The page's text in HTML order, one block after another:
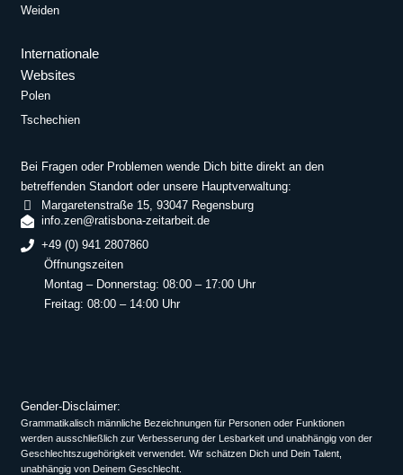
Weiden
Internationale
Websites
Polen
Tschechien
Bei Fragen oder Problemen wende Dich bitte direkt an den
betreffenden Standort oder unsere Hauptverwaltung:
Margaretenstraße 15, 93047 Regensburg
info.zen@ratisbona-zeitarbeit.de
+49 (0) 941 2807860
Öffnungszeiten
Montag – Donnerstag: 08:00 – 17:00 Uhr
Freitag: 08:00 – 14:00 Uhr
Gender-Disclaimer:
Grammatikalisch männliche Bezeichnungen für Personen oder Funktionen
werden ausschließlich zur Verbesserung der Lesbarkeit und unabhängig von der
Geschlechtszugehörigkeit verwendet. Wir schätzen Dich und Dein Talent,
unabhängig von Deinem Geschlecht.